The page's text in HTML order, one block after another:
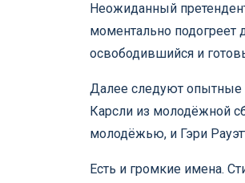
Неожиданный
моментально
освободившийся и
Далее следуют
Карсли из молодёжной
молодёжью, и Гэри
Есть и громкие имена.